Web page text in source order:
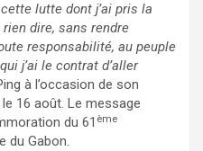
lutte dont j’ai pris la
dire, sans rendre
responsabilité, au peuple
j’ai le contrat d’aller
à l’occasion de son
16 août. Le message
du 61 ème
du Gabon.